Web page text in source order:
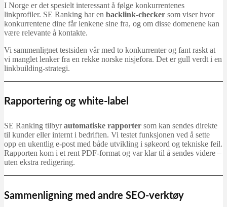
I Norge er det spesielt interessant å følge konkurrentenes
linkprofiler. SE Ranking har en backlink-checker som viser hvor
konkurrentene dine får lenkene sine fra, og om disse domenene kan
være relevante å kontakte.
Vi sammenlignet testsiden vår med to konkurrenter og fant raskt at
vi manglet lenker fra en rekke norske nisjefora. Det er gull verdt i en
linkbuilding-strategi.
Rapportering og white-label
SE Ranking tilbyrautomatiske rapporter som kan sendes direkte
til kunder eller internt i bedriften. Vi testet funksjonen ved å sette
opp en ukentlig e-post med både utvikling i søkeord og tekniske feil.
Rapporten kom i et rent PDF-format og var klar til å sendes videre –
uten ekstra redigering.
Sammenligning med andre SEO-verktøy